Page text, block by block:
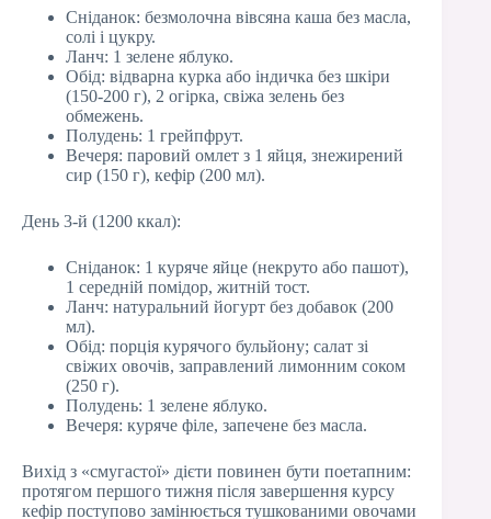
Сніданок: безмолочна вівсяна каша без масла,
солі і цукру.
Ланч: 1 зелене яблуко.
Обід: відварна курка або індичка без шкіри
(150-200 г), 2 огірка, свіжа зелень без
обмежень.
Полудень: 1 грейпфрут.
Вечеря: паровий омлет з 1 яйця, знежирений
сир (150 г), кефір (200 мл).
День 3-й (1200 ккал):
Сніданок: 1 куряче яйце (некруто або пашот),
1 середній помідор, житній тост.
Ланч: натуральний йогурт без добавок (200
мл).
Обід: порція курячого бульйону; салат зі
свіжих овочів, заправлений лимонним соком
(250 г).
Полудень: 1 зелене яблуко.
Вечеря: куряче філе, запечене без масла.
Вихід з «смугастої» дієти повинен бути поетапним:
протягом першого тижня після завершення курсу
кефір поступово замінюється тушкованими овочами